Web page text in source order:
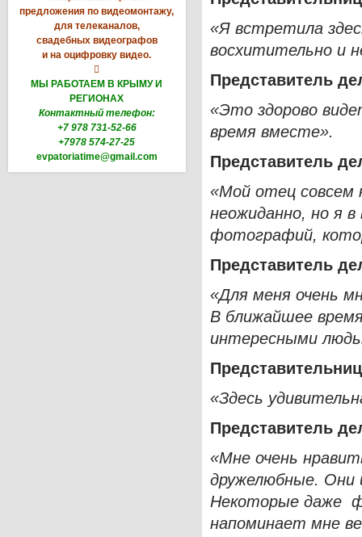
предложения по видеомонтажу,
для телеканалов,
свадебных видеографов
и на оцифровку видео.

МЫ РАБОТАЕМ В КРЫМУ И
РЕГИОНАХ
Контактный телефон:
+7 978 731-52-66
+7978 574-27-25
evpatoriatime@gmail.com
«Я встретила
восхитительно и
Представитель
«Это здорово
время вместе».
Представитель
«Мой отец совсем
неожиданно, но я
фотографий,
Представитель
«Для меня очень
В ближайшее
интересными
«Здесь
Представитель
«Мне очень
дружелюбные. Они
Некоторые даже
напоминает мне